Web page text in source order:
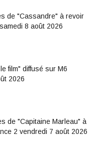
de "Cassandre" à revoir
8 août 2026
film" diffusé sur M6
2026
de "Capitaine Marleau" à
2 vendredi 7 août 2026